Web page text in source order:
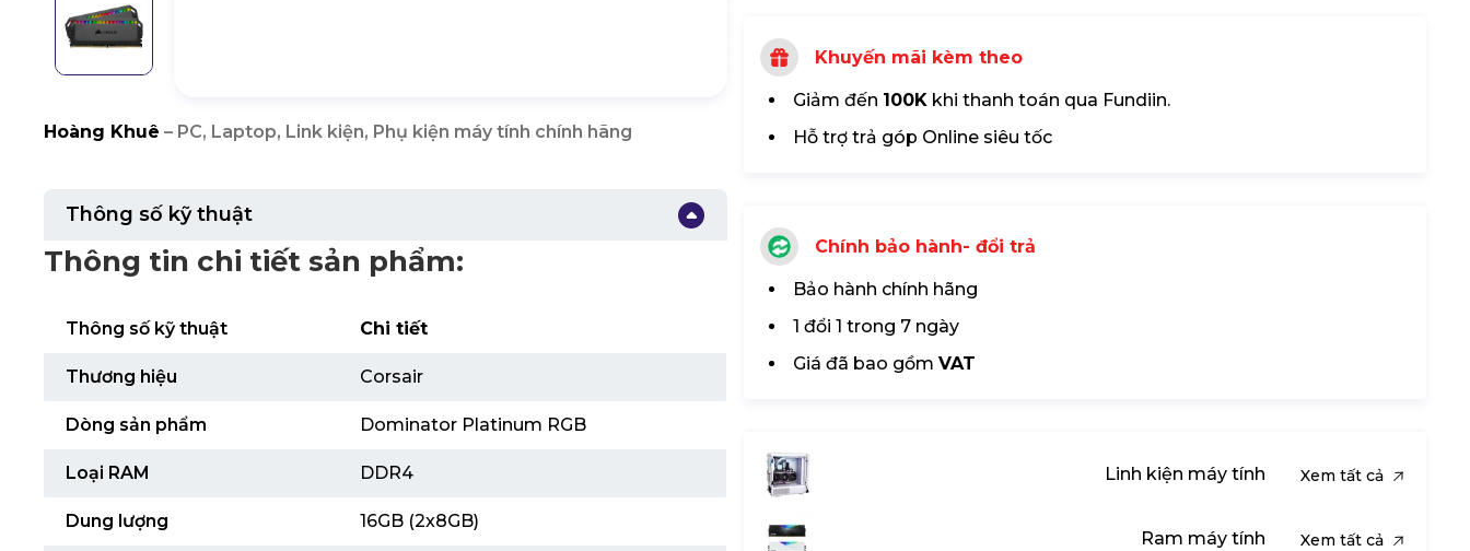
Hoàng Khuê – PC, Laptop, Link kiện, Phụ kiện máy tính chính hãng
Thông số kỹ thuật
Thông tin chi tiết sản phẩm:
Thông số kỹ thuật Chi tiết
Thương hiệu Corsair
Dòng sản phẩm Dominator Platinum RGB
Loại RAM DDR4
Dung lượng 16GB (2x8GB)
Khuyến mãi kèm theo
Giảm đến 100K khi thanh toán qua Fundiin.
Hỗ trợ trả góp Online siêu tốc
Chính bảo hành- đổi trả
Bảo hành chính hãng
1 đổi 1 trong 7 ngày
Giá đã bao gồm VAT
Linh kiện máy tính Xem tất cả
Ram máy tính Xem tất cả